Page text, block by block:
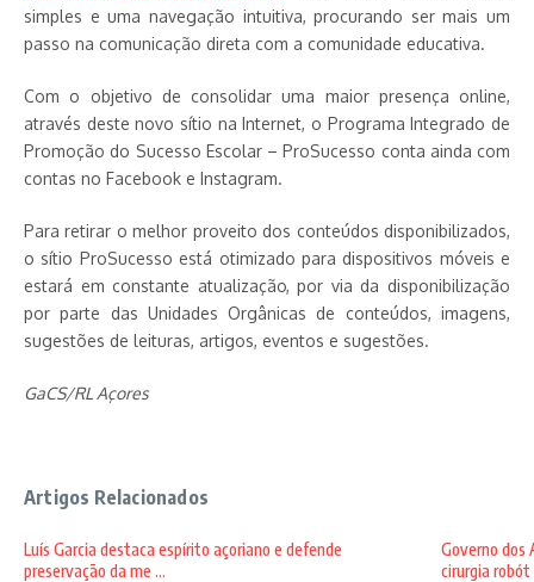
simples e uma navegação intuitiva, procurando ser mais um
passo na comunicação direta com a comunidade educativa.
Com o objetivo de consolidar uma maior presença online,
através deste novo sítio na Internet, o Programa Integrado de
Promoção do Sucesso Escolar – ProSucesso conta ainda com
contas no Facebook e Instagram.
Para retirar o melhor proveito dos conteúdos disponibilizados,
o sítio ProSucesso está otimizado para dispositivos móveis e
estará em constante atualização, por via da disponibilização
por parte das Unidades Orgânicas de conteúdos, imagens,
sugestões de leituras, artigos, eventos e sugestões.
GaCS/RL Açores
Artigos Relacionados
Luís Garcia destaca espírito açoriano e defende
preservação da me ...
Governo dos
cirurgia robót